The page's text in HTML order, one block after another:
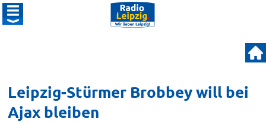
Leipzig-Stürmer Brobbey will bei
Ajax bleiben